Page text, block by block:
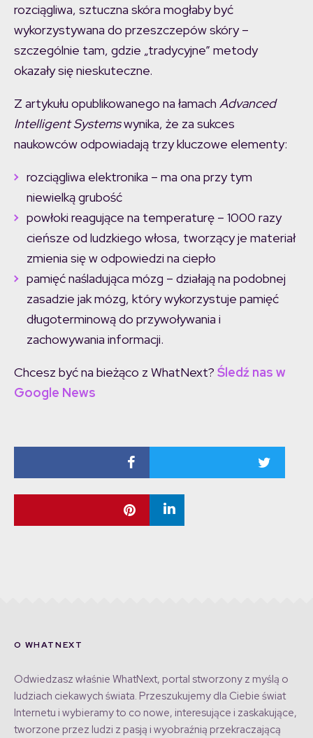
rozciągliwa, sztuczna skóra mogłaby być
wykorzystywana do przeszczepów skóry –
szczególnie tam, gdzie „tradycyjne” metody
okazały się nieskuteczne.
Z artykułu opublikowanego na łamach Advanced
Intelligent Systemswynika, że za sukces
naukowców odpowiadają trzy kluczowe elementy:
rozciągliwa elektronika – ma ona przy tym
niewielką grubość
powłoki reagujące na temperaturę – 1000 razy
cieńsze od ludzkiego włosa, tworzący je materiał
zmienia się w odpowiedzi na ciepło
pamięć naśladująca mózg – działają na podobnej
zasadzie jak mózg, który wykorzystuje pamięć
długoterminową do przywoływania i
zachowywania informacji.
Chcesz być na bieżąco z WhatNext? Śledź nas w
Google News
O WHATNEXT
Odwiedzasz właśnie WhatNext, portal stworzony z myślą o
ludziach ciekawych świata. Przeszukujemy dla Ciebie świat
Internetu i wybieramy to co nowe, interesujące i zaskakujące,
tworzone przez ludzi z pasją i wyobraźnią przekraczającą